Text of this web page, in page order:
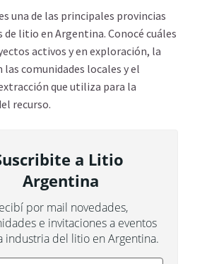
una de las principales provincias
de litio en Argentina. Conocé cuáles
activos y en exploración, la
las comunidades locales y el
que utiliza para la
recurso.
a Litio
Argentina
por mail novedades,
e invitaciones a eventos
industria del litio en Argentina.